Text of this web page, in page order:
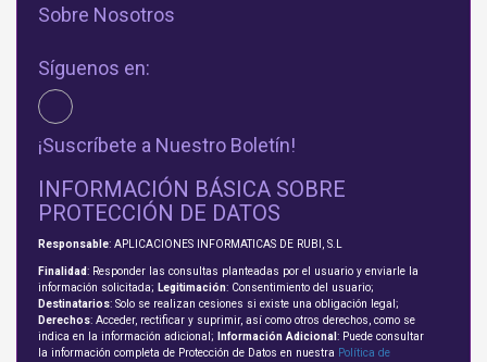
Sobre Nosotros
Síguenos en:
¡Suscríbete a Nuestro Boletín!
INFORMACIÓN BÁSICA SOBRE
PROTECCIÓN DE DATOS
Responsable: APLICACIONES INFORMATICAS DE RUBI, S.L
Finalidad: Responder las consultas planteadas por el usuario y enviarle la
información solicitada; Legitimación: Consentimiento del usuario;
Destinatarios: Solo se realizan cesiones si existe una obligación legal;
Derechos: Acceder, rectificar y suprimir, así como otros derechos, como se
indica en la información adicional;
Información Adicional : Puede consultar
la información completa de Protección de Datos en nuestra Política de